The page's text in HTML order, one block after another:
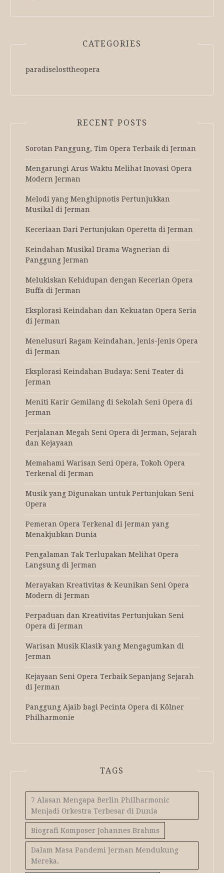
CATEGORIES
paradiselosttheopera
RECENT POSTS
Sorotan Panggung, Tim Opera Terbaik di Jerman
Mengarungi Arus Waktu Melihat Inovasi Opera
Modern Jerman
Melodi yang Menghipnotis Pertunjukkan
Musikal di Jerman
Keceriaan Dari Pertunjukan Operetta di Jerman
Keindahan Musikal Drama Wagnerian di
Panggung Jerman
Melukiskan Kehidupan dengan Kecerian Opera
Buffa di Jerman
Eksplorasi Keindahan dan Kekuatan Opera Seria
di Jerman
Menelusuri Ragam Keindahan, Jenis-Jenis Opera
di Jerman
Eksplorasi Keindahan Budaya: Seni Teater di
Jerman
Meniti Karir Gemilang di Sekolah Seni Opera di
Jerman
Perjalanan Megah Seni Opera di Jerman, Sejarah
dan Kejayaan
Memahami Warisan Seni Opera, Tokoh Opera
Terkenal di Jerman
Musik yang Digunakan untuk Pertunjukan Seni
Opera
Pemeran Opera Terkenal di Jerman yang
Menakjubkan Dunia
Pengalaman Tak Terlupakan Melihat Opera
Langsung di Jerman
Merayakan Kreativitas & Keunikan Seni Opera
Modern di Jerman
Perpaduan dan Kreativitas Pertunjukan Seni
Opera di Jerman
Warisan Musik Klasik yang Mengagumkan di
Jerman
Kejayaan Seni Opera Terbaik Sepanjang Sejarah
di Jerman
Panggung Ajaib bagi Pecinta Opera di Kölner
Philharmonie
TAGS
7 Alasan Mengapa Berlin Philharmonic
Menjadi Orkestra Terbesar di Dunia
Biografi Komposer Johannes Brahms
Dalam Masa Pandemi Jerman Mendukung
Mereka.